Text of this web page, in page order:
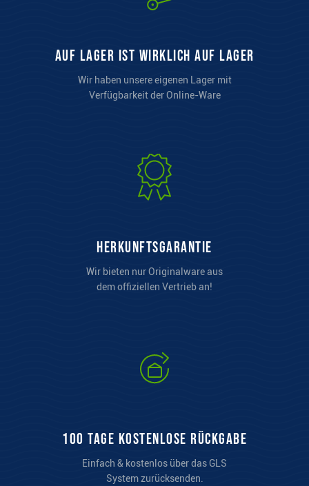
auf Lager ist wirklich auf Lager
Wir haben unsere eigenen Lager mit
Verfügbarkeit der Online-Ware
Herkunftsgarantie
Wir bieten nur Originalware aus
dem offiziellen Vertrieb an!
100 Tage kostenlose Rückgabe
Einfach & kostenlos über das GLS
System zurücksenden.